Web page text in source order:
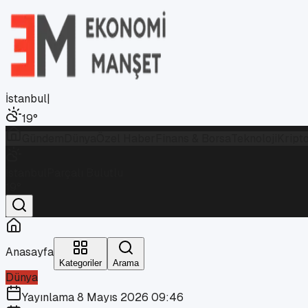
İstanbul|
19°
Anasayfa
Kategoriler Arama
Dünya
Yayınlama8 Mayıs 2026 09:46